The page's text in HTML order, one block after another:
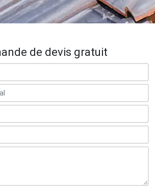
de devis gratuit